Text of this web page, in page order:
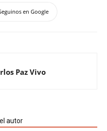
en Google
Paz Vivo
autor